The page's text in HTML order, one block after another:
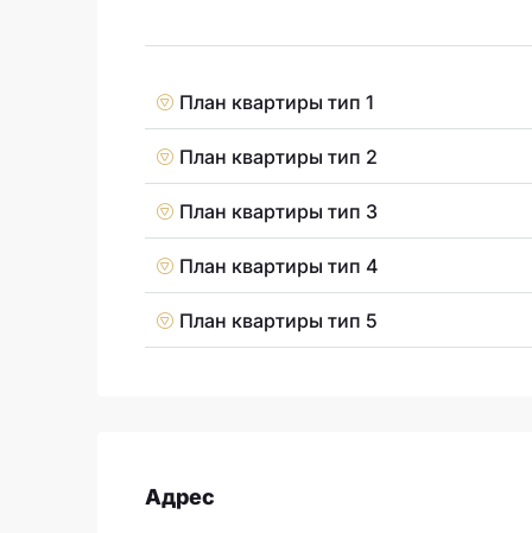
План квартиры тип 1
План квартиры тип 2
План квартиры тип 3
План квартиры тип 4
План квартиры тип 5
Адрес